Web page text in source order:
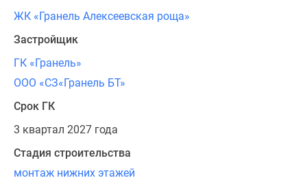
ЖК «Гранель Алексеевская роща»
Застройщик
ГК «Гранель»
ООО «СЗ«Гранель БТ»
Срок ГК
3 квартал 2027 года
Стадия строительства
монтаж нижних этажей